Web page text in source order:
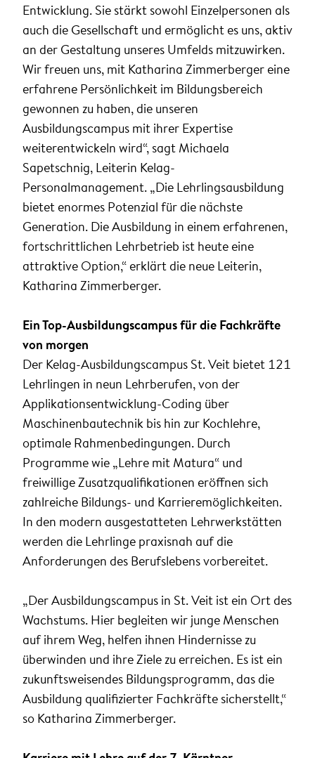
Entwicklung. Sie stärkt sowohl Einzelpersonen als
auch die Gesellschaft und ermöglicht es uns, aktiv
an der Gestaltung unseres Umfelds mitzuwirken.
Wir freuen uns, mit Katharina Zimmerberger eine
erfahrene Persönlichkeit im Bildungsbereich
gewonnen zu haben, die unseren
Ausbildungscampus mit ihrer Expertise
weiterentwickeln wird“, sagt Michaela
Sapetschnig, Leiterin Kelag-
Personalmanagement. „Die Lehrlingsausbildung
bietet enormes Potenzial für die nächste
Generation. Die Ausbildung in einem erfahrenen,
fortschrittlichen Lehrbetrieb ist heute eine
attraktive Option,“ erklärt die neue Leiterin,
Katharina Zimmerberger.
Ein Top-Ausbildungscampus für die Fachkräfte
von morgen
Der Kelag-Ausbildungscampus St. Veit bietet 121
Lehrlingen in neun Lehrberufen, von der
Applikationsentwicklung-Coding über
Maschinenbautechnik bis hin zur Kochlehre,
optimale Rahmenbedingungen. Durch
Programme wie „Lehre mit Matura“ und
freiwillige Zusatzqualifikationen eröffnen sich
zahlreiche Bildungs- und Karrieremöglichkeiten.
In den modern ausgestatteten Lehrwerkstätten
werden die Lehrlinge praxisnah auf die
Anforderungen des Berufslebens vorbereitet.
„Der Ausbildungscampus in St. Veit ist ein Ort des
Wachstums. Hier begleiten wir junge Menschen
auf ihrem Weg, helfen ihnen Hindernisse zu
überwinden und ihre Ziele zu erreichen. Es ist ein
zukunftsweisendes Bildungsprogramm, das die
Ausbildung qualifizierter Fachkräfte sicherstellt,“
so Katharina Zimmerberger.